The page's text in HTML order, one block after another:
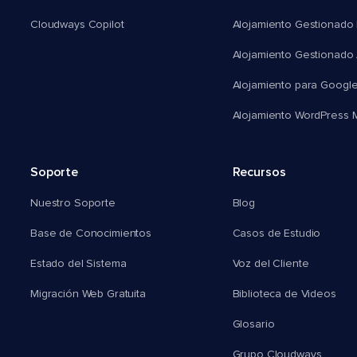
Cloudways Copilot Alojamiento Gestionado
Alojamiento Gestionado
Alojamiento para
Alojamiento WordPress
Soporte
Nuestro Soporte
Base de Conocimientos
Estado del Sistema
Migración Web Gratuita
Recursos
Blog
Casos de Estudio
Voz del Cliente
Biblioteca de Videos
Glosario